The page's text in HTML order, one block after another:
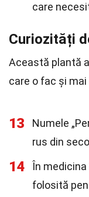
care
Curiozități
Această plantă
care o fac și
13
Numele
rus din
14
În
folosită